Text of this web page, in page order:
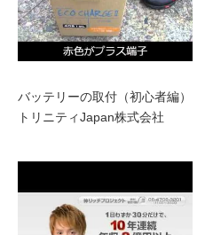
バッテリーの取付（初心者編）
トリニティJapan株式会社